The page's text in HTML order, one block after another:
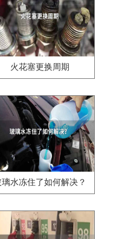
火花塞更换周期
璃水冻住了如何解决？